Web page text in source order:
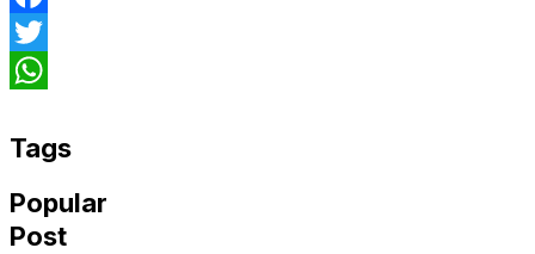
Facebook
Twitter
Tags
Popular
Post